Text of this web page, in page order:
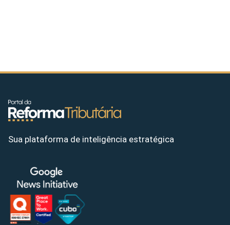
Sua plataforma de inteligência estratégica